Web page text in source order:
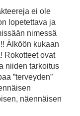
ei ole
lopetettava ja
nimessä
Älköön kukaan
Rokotteet ovat
niiden tarkoitus
”terveyden”
näennäisen